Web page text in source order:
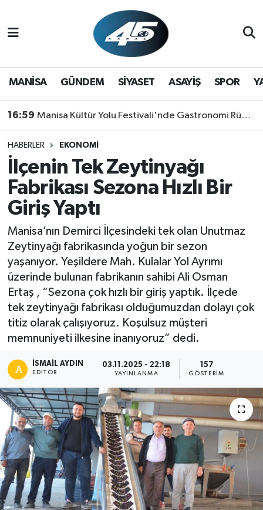
MANİSA GÜNDEM SİYASET ASAYİŞ SPOR
16:59 Manisa Kültür Yolu Festivali'nde Gastronomi Rüzgarı: Lezzetin Yıldızı "Manisa Kebabı" Oldu!
HABERLER EKONOMİ
İlçenin Tek Zeytinyağı
Fabrikası Sezona Hızlı Bir
Giriş Yaptı
Manisa’nın Demirci İlçesindeki tek olan Unutmaz
Zeytinyağı fabrikasında yoğun bir sezon
yaşanıyor. Yeşildere Mah. Kulalar Yol Ayrımı
üzerinde bulunan fabrikanın sahibi Ali Osman
Ertaş , “Sezona çok hızlı bir giriş yaptık. İlçede
tek zeytinyağı fabrikası olduğumuzdan dolayı çok
titiz olarak çalışıyoruz. Koşulsuz müşteri
memnuniyeti ilkesine inanıyoruz” dedi.
İSMAIL AYDIN
EDITÖR
03.11.2025 - 22:18
YAYINLANMA
157
GÖSTERIM
GÜNDEM
SPOR
YAŞAM
RESMİ REKLAM
Hava Durumu
Trafik Durumu
Son Dakika Haberleri
Haber Arşivi